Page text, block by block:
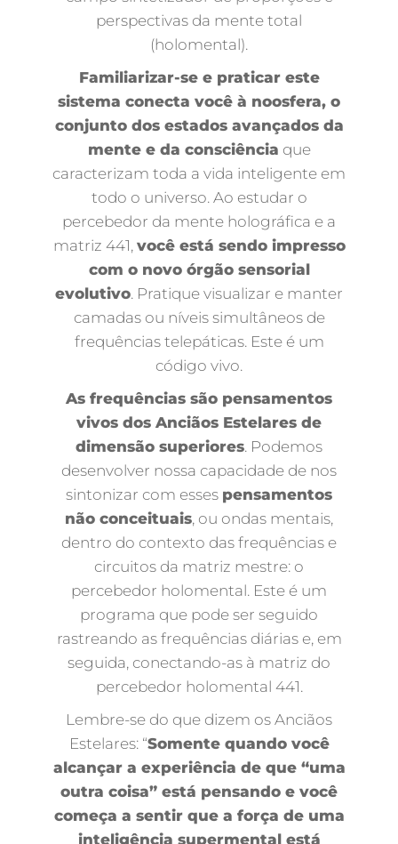
perspectivas da mente total
(holomental).
Familiarizar-se e praticar este
sistema conecta você à noosfera, o
conjunto dos estados avançados da
mente e da consciência que
caracterizam toda a vida inteligente em
todo o universo. Ao estudar o
percebedor da mente holográfica e a
matriz 441, você está sendo impresso
com o novo órgão sensorial
evolutivo. Pratique visualizar e manter
camadas ou níveis simultâneos de
frequências telepáticas. Este é um
código vivo.
As frequências são pensamentos
vivos dos Anciãos Estelares de
dimensão superiores. Podemos
desenvolver nossa capacidade de nos
sintonizar com esses pensamentos
não conceituais, ou ondas mentais,
dentro do contexto das frequências e
circuitos da matriz mestre: o
percebedor holomental. Este é um
programa que pode ser seguido
rastreando as frequências diárias e, em
seguida, conectando-as à matriz do
percebedor holomental 441.
Lembre-se do que dizem os Anciãos
Estelares: “Somente quando você
alcançar a experiência de que “uma
outra coisa” está pensando e você
começa a sentir que a força de uma
inteligência supermental está